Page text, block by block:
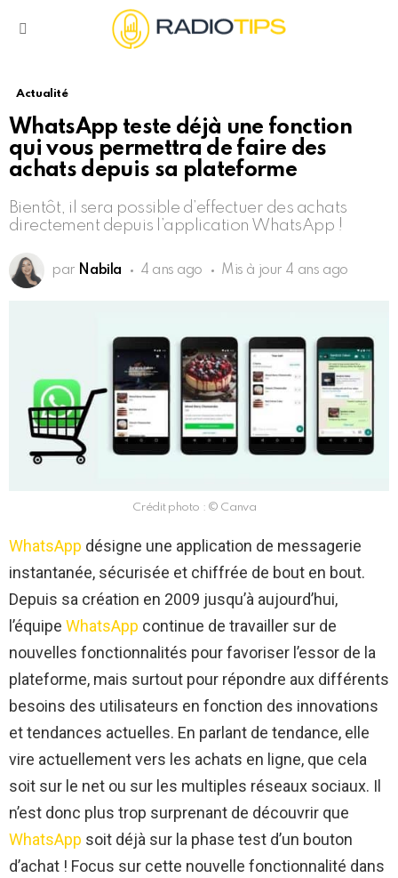
Actualité
WhatsApp teste déjà une fonction
qui vous permettra de faire des
achats depuis sa plateforme
Bientôt, il sera possible d’effectuer des achats
directement depuis l’application WhatsApp !
par Nabila 4 ans ago Mis à jour 4 ans ago
Crédit photo : © Canva
WhatsApp désigne une application de messagerie
instantanée, sécurisée et chiffrée de bout en bout.
Depuis sa création en 2009 jusqu’à aujourd’hui,
l’équipe WhatsApp continue de travailler sur de
nouvelles fonctionnalités pour favoriser l’essor de la
plateforme, mais surtout pour répondre aux différents
besoins des utilisateurs en fonction des innovations
et tendances actuelles. En parlant de tendance, elle
vire actuellement vers les achats en ligne, que cela
soit sur le net ou sur les multiples réseaux sociaux. Il
n’est donc plus trop surprenant de découvrir que
WhatsApp soit déjà sur la phase test d’un bouton
d’achat ! Focus sur cette nouvelle fonctionnalité dans